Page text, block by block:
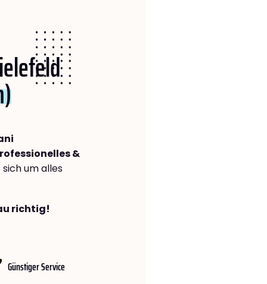
&
sich um alles
richtig!
Günstiger Service